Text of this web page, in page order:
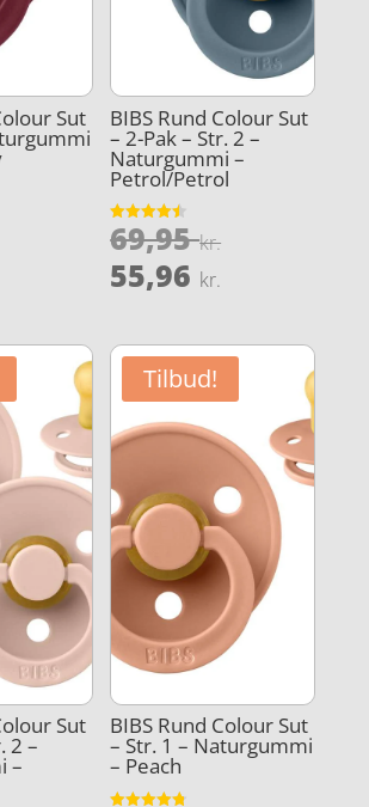
Sut
oprindelige
kr..
aktuelle
31,96 kr..
BIBS Rund Colour Sut
– 2-Pak – Str. 2 –
Naturgummi –
Petrol/Petrol
Vurderet
4.5
69,95kr.Den
69,95 kr..
55,96 kr.
pris
er:
55,96 kr..
Sut
2 –
–
Tilbud!
BIBS Rund Colour Sut
– Str. 1 – Naturgummi
– Peach